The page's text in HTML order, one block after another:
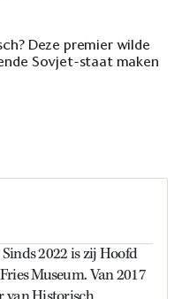
Deze premier wilde
Sovjet-staat maken
2022 is zij Hoofd
Museum. Van 2017